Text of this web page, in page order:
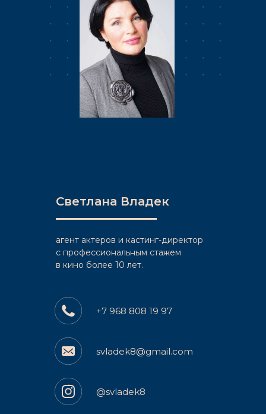
Светлана Владек
агент актеров и кастинг-директор
c профессиональным стажем
в кино более 10 лет.
+7 968 808 19 97
svladek8@gmail.com
@svladek8